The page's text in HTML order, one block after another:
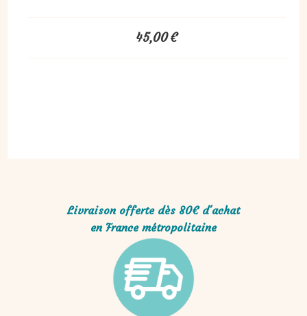
45,00€
Livraison offerte dès 80€ d'achat
en France métropolitaine